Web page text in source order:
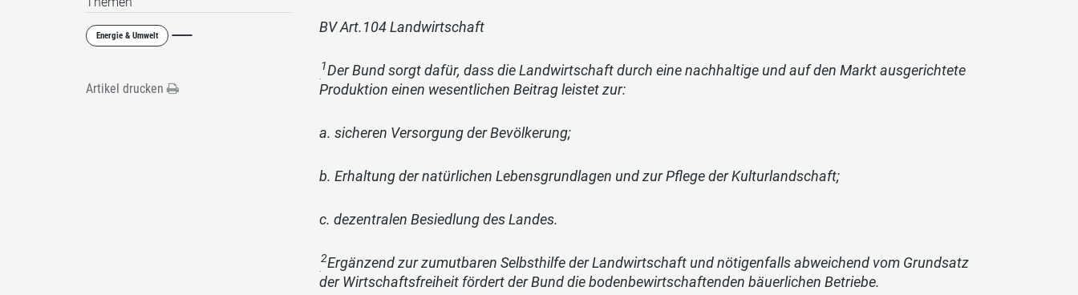
BV Art.104 Landwirtschaft
1Der Bund sorgt dafür, dass die Landwirtschaft durch eine nachhaltige und auf den Markt ausgerichtete
Produktion einen wesentlichen Beitrag leistet zur:
a. sicheren Versorgung der Bevölkerung;
b. Erhaltung der natürlichen Lebensgrundlagen und zur Pflege der Kulturlandschaft;
c. dezentralen Besiedlung des Landes.
2Ergänzend zur zumutbaren Selbsthilfe der Landwirtschaft und nötigenfalls abweichend vom Grundsatz
der Wirtschaftsfreiheit fördert der Bund die bodenbewirtschaftenden bäuerlichen Betriebe.
Energie & Umwelt
Artikel drucken